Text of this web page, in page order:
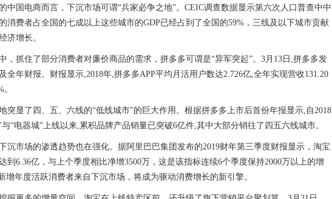
中国电商而言，下沉市场可谓“兵家必争之地”。CEIC调查数据显示第六次人口普查中中
消费者占全国的七成以上这些城市的GDP已经占到了全国的59%，三线及以下城市贡献
济增长。
，抓住了部分消费者对廉价商品的需求，拼多多可谓是“异军突起”。3月13日,拼多多发
全年财报。财报显示,2018年,拼多多APP平均月活用户数达2.726亿,全年实现营收131.20
突显了四、五、六线的“低线城市”的巨大作用。根据拼多多上市后首份年报显示,自2018
“电器城”上线以来,累积品牌产品销量已突破6亿件,其中大部分销往了四五六线城市。
沉市场的渗透趋势也在强化。据阿里巴巴集团发布的2019财年第三季度财报显示，淘宝
到6.36亿，与上个季度相比净增3500万，这是该指标连续6个季度保持2000万以上的增
增年度活跃消费者来自下沉市场，将成为驱动消费增长的新引擎。